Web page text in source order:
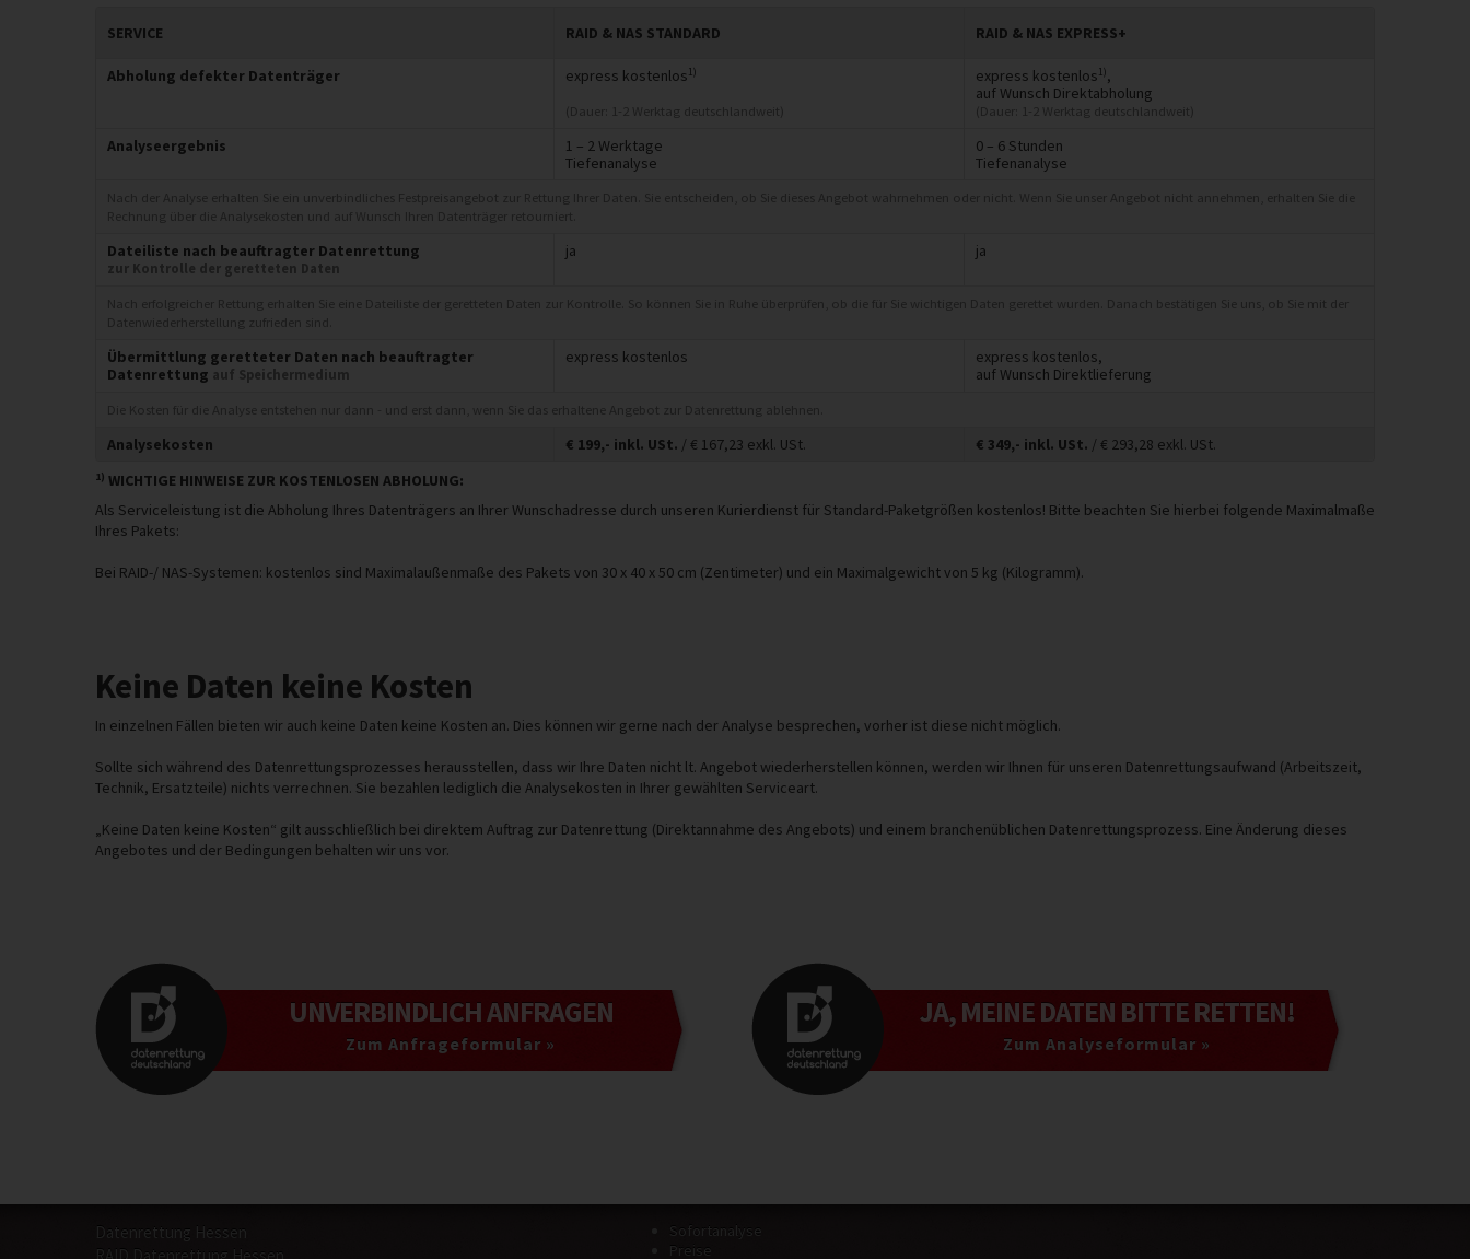
SERVICE RAID & NAS STANDARD RAID & NAS EXPRESS+
Abholung defekter Datenträger express kostenlos1)
(Dauer: 1-2 Werktag deutschlandweit)
express kostenlos1),
auf Wunsch Direktabholung
(Dauer: 1-2 Werktag deutschlandweit)
Analyseergebnis
1 – 2 Werktage
Tiefenanalyse
0 – 6 Stunden
Tiefenanalyse
Dateiliste nach beauftragter Datenrettung
zur Kontrolle der geretteten Daten
ja ja
Übermittlung geretteter Daten nach beauftragter
Datenrettung auf Speichermedium
express kostenlos
express kostenlos,
auf Wunsch Direktlieferung
Analysekosten € 199,- inkl. USt. / € 167,23 exkl. USt. € 349,- inkl. USt. / € 293,28 exkl. USt.
1) WICHTIGE HINWEISE ZUR KOSTENLOSEN ABHOLUNG:
Als Serviceleistung ist die Abholung Ihres Datenträgers an Ihrer Wunschadresse durch unseren Kurierdienst für Standard-Paketgrößen kostenlos! Bitte beachten Sie hierbei folgende Maximalmaße
Ihres Pakets:
Bei RAID-/ NAS-Systemen: kostenlos sind Maximalaußenmaße des Pakets von 30 x 40 x 50 cm (Zentimeter) und ein Maximalgewicht von 5 kg (Kilogramm).
Keine Daten keine Kosten
In einzelnen Fällen bieten wir auch keine Daten keine Kosten an. Dies können wir gerne nach der Analyse besprechen, vorher ist diese nicht möglich.
Sollte sich während des Datenrettungsprozesses herausstellen, dass wir Ihre Daten nicht lt. Angebot wiederherstellen können, werden wir Ihnen für unseren Datenrettungsaufwand (Arbeitszeit,
Technik, Ersatzteile) nichts verrechnen. Sie bezahlen lediglich die Analysekosten in Ihrer gewählten Serviceart.
„Keine Daten keine Kosten“ gilt ausschließlich bei direktem Auftrag zur Datenrettung (Direktannahme des Angebots) und einem branchenüblichen Datenrettungsprozess. Eine Änderung dieses
Angebotes und der Bedingungen behalten wir uns vor.
UNVERBINDLICHANFRAGEN
Zum Anfrageformular »
JA, MEINE DATEN BITTE RETTEN!
Zum Analyseformular »
Datenrettung Hessen
RAID Datenrettung Hessen
Sofortanalyse
Preise